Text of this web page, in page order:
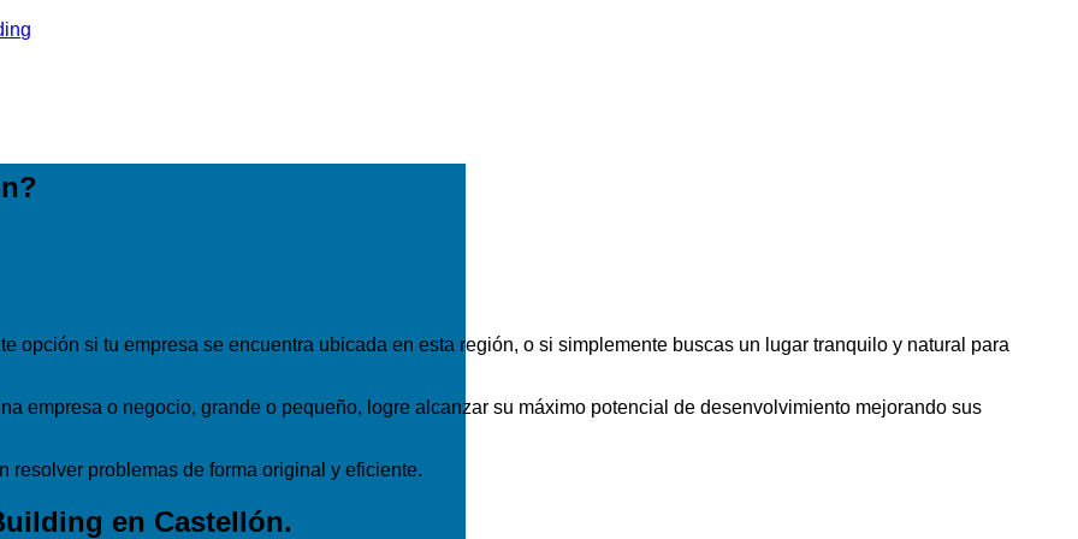
opción si tu empresa se encuentra ubicada en esta región, o si simplemente buscas un lugar tranquilo y natural para
empresa o negocio, grande o pequeño, logre alcanzar su máximo potencial de desenvolvimiento mejorando sus
problemas de forma original y eficiente.
en Castellón.